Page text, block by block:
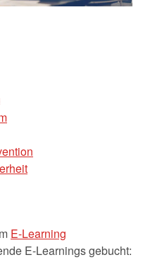
E-Learning
E-Learnings gebucht: